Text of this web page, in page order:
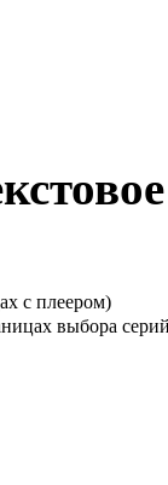
с плеером)
выбора